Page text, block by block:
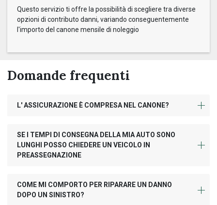
Questo servizio ti offre la possibilità di scegliere tra diverse
opzioni di contributo danni, variando conseguentemente
l'importo del canone mensile di noleggio
Domande frequenti
L' ASSICURAZIONE È COMPRESA NEL CANONE?
SE I TEMPI DI CONSEGNA DELLA MIA AUTO SONO
LUNGHI POSSO CHIEDERE UN VEICOLO IN
PREASSEGNAZIONE
COME MI COMPORTO PER RIPARARE UN DANNO
DOPO UN SINISTRO?